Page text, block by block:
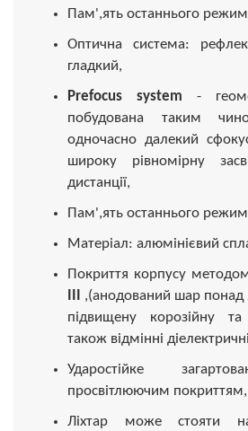
Пам',ять останнього
Оптична система:
гладкий,
Prefocus system -
побудована таким
одночасно далекий
широку рівномірну
дистанції,
Пам',ять останнього
Матеріал: алюмінієвий
Покриття корпусу
,(анодований шар понад
підвищену корозійну та
також відмінні
Ударостійке
просвітлюючим покриттям,
Ліхтар може стояти